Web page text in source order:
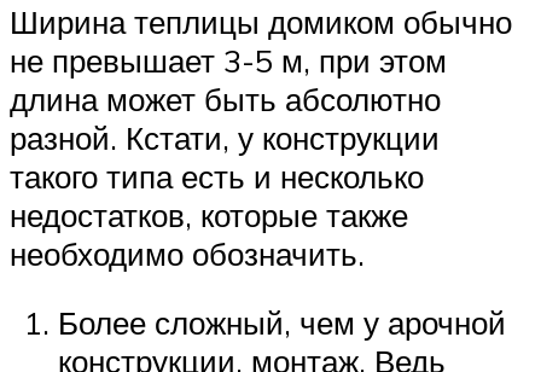
Ширина теплицы домиком обычно
не превышает 3-5 м, при этом
длина может быть абсолютно
разной. Кстати, у конструкции
такого типа есть и несколько
недостатков, которые также
необходимо обозначить.
Более сложный, чем у арочной
конструкции, монтаж. Ведь